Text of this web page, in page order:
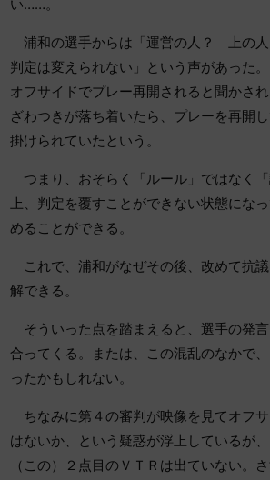
い……。
浦和の選手からは「運営の人？ 上の人
判定は変えられない」という声があった
オフサイドでプレー再開されると聞かさ
ざわつきが落ち着いたら、プレーを再開
掛けられていたという。
つまり、おそらく「ルール」ではなく「
上、判定を覆すことができない状態にな
めることができる。
これで、浦和がなぜその後、改めて抗
解できる。
そういった点を踏まえると、選手の発
合ってくる。または、この混乱のなかで
ったかもしれない。
ちなみに第４の審判が映像を見てオフ
はないか、という疑惑が浮上しているが
（この）２点目のＶＴＲは出ていない。